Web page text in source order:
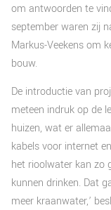
om antwoorden te
september waren zij
Markus-Veekens om
bouw.
De introductie van
meteen indruk op de
huizen, wat er
kabels voor internet
het rioolwater kan zo
kunnen drinken. Dat
meer kraanwater,’